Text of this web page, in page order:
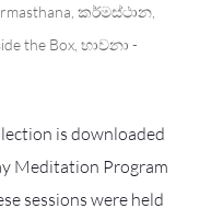
කර්මස්ථාන,
the Box, භාවනා -
is downloaded
Meditation Program
sessions were held